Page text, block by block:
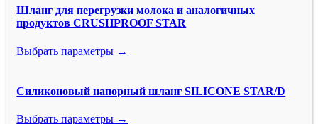
Шланг для перегрузки молока и аналогичных
продуктов CRUSHPROOF STAR
Выбрать параметры →
Силиконовый напорный шланг SILICONE STAR/D
Выбрать параметры →